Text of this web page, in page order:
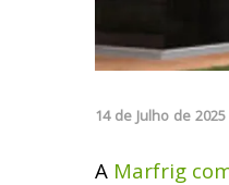
14 de Julho de 2025
A Marfrig